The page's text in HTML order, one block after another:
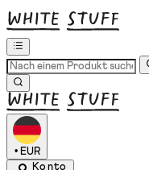
• EUR
Konto